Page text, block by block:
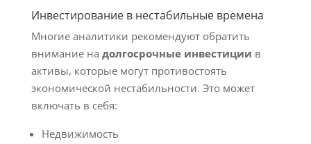
Инвестирование в нестабильные времена
Многие аналитики рекомендуют обратить
внимание на долгосрочные инвестиции в
активы, которые могут противостоять
экономической нестабильности. Это может
включать в себя:
Недвижимость